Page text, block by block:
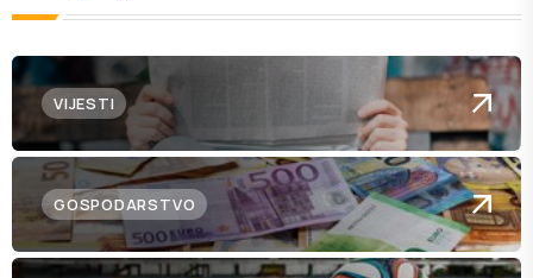
VIJESTI
GOSPODARSTVO